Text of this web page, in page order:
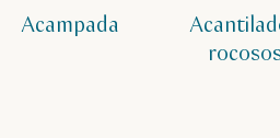
Acampada
rocosos